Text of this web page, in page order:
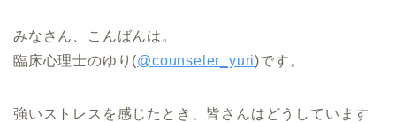
みなさん、こんばんは。
臨床心理士のゆり(@counseler_yuri)です。
強いストレスを感じたとき、皆さんはどうしています